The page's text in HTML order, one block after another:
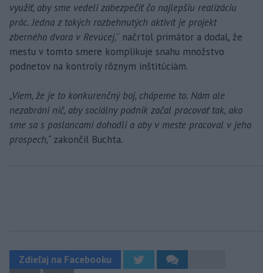
využiť, aby sme vedeli zabezpečiť čo najlepšiu realizáciu
prác. Jedna z takých rozbehnutých aktivít je projekt
zberného dvora v Revúcej,“ načrtol primátor a dodal, že
mestu v tomto smere komplikuje snahu množstvo
podnetov na kontroly rôznym inštitúciám.
„Viem, že je to konkurenčný boj, chápeme to. Nám ale
nezabráni nič, aby sociálny podnik začal pracovať tak, ako
sme sa s poslancami dohodli a aby v meste pracoval v jeho
prospech,“ zakončil Buchta.
Zdieľaj na Facebooku